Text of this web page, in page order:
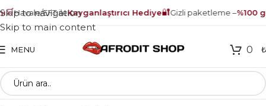
Havale/EFT ileKayganlaştırıcı Hediye🔐Gizli paketleme –%100
Skip to navigation
Skip to main content
MENU 0 ₺